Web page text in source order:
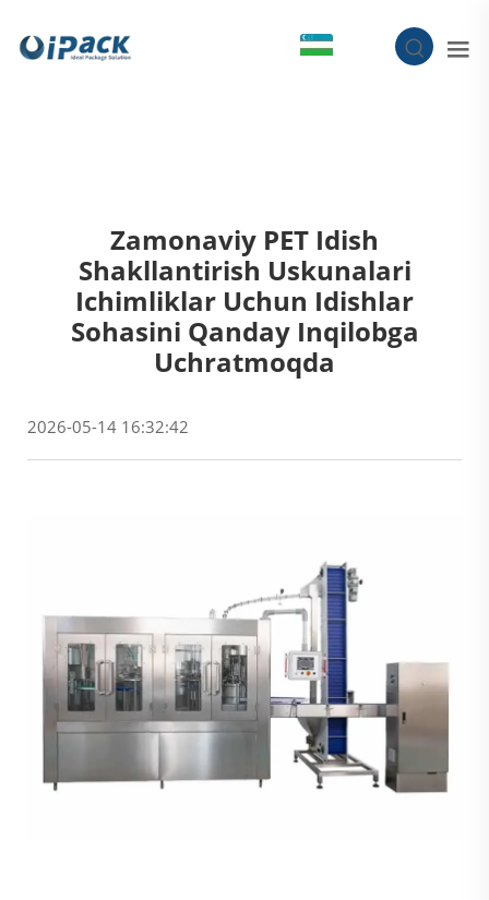
Zamonaviy PET Idish
Shakllantirish Uskunalari
Ichimliklar Uchun Idishlar
Sohasini Qanday Inqilobga
Uchratmoqda
2026-05-14 16:32:42